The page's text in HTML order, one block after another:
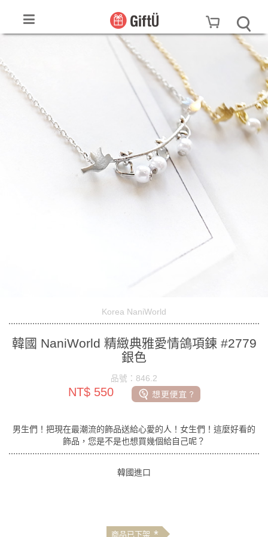
Korea NaniWorld
韓國 NaniWorld 精緻典雅愛情鴿項鍊 #2779
銀色
品號：846.2
NT$ 550
男生們！把現在最潮流的飾品送給心愛的人！女生們！這麼好看的
飾品，您是不是也想買幾個給自己呢？
韓國進口
商品已下架